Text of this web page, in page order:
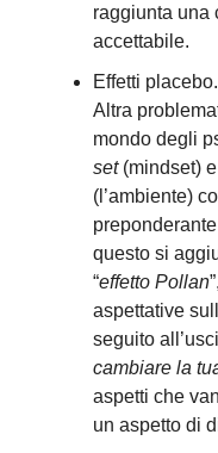
raggiunta una
accettabile.
Effetti placebo.
Altra
mondo degli
set (mindset) e
(l’ambiente)
questo si
“effetto Pollan
aspettative
seguito
cambiare la
aspetti che
un aspetto di